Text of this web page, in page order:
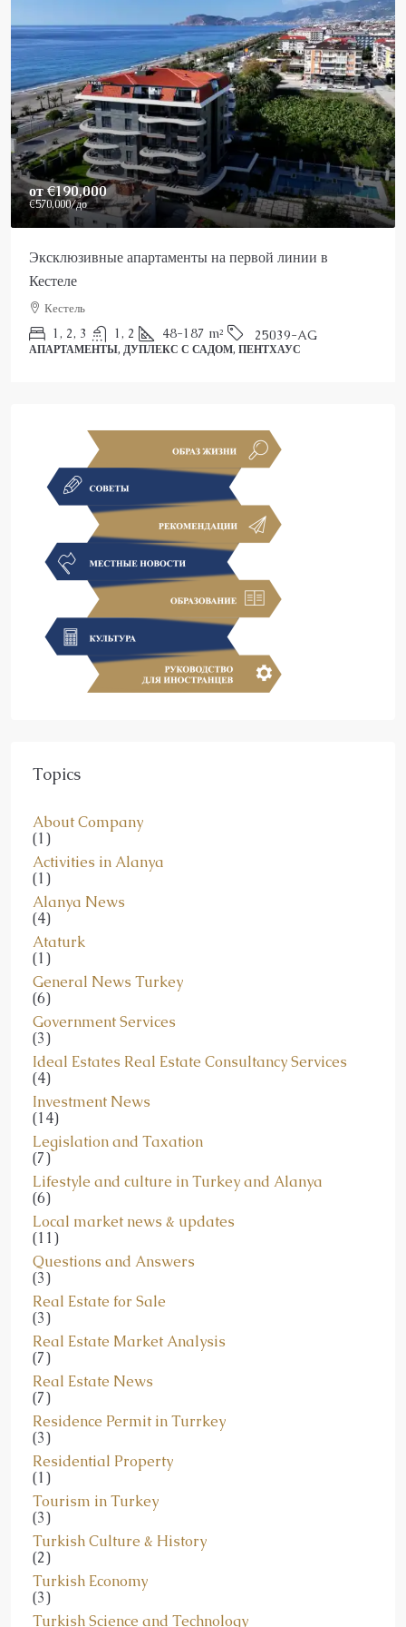
Price On Request
Роскошный пентхаус в Аланье на продажу
Аланья, Каргыджак
2
ПЕНТХАУС
(1)
Activities in Alanya
(1)
Alanya News
(4)
Ataturk
(1)
General News Turkey
(6)
Government Services
(3)
Ideal Estates Real Estate Consultancy Services
(4)
Investment News
(14)
Legislation and Taxation
(7)
Lifestyle and culture in Turkey and Alanya
(6)
Local market news & updates
(11)
Questions and Answers
(3)
Real Estate for Sale
(3)
Real Estate Market Analysis
(7)
Real Estate News
(7)
Residence Permit in Turrkey
(3)
Residential Property
(1)
Tourism in Turkey
(3)
Turkish Culture & History
(2)
Turkish Economy
(3)
Turkish Science and Technology
(2)